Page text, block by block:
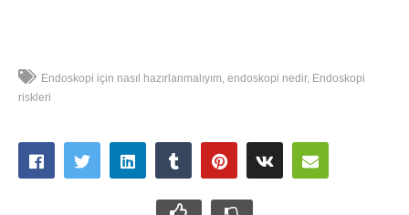
Endoskopi için nasıl hazırlanmalıyım endoskopi nedir Endoskopi
riskleri